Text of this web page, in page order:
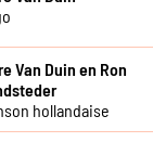
Van Duin en Ron
hollandaise